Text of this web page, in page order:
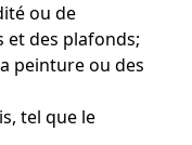
ou de
et des plafonds;
peinture ou des
tel que le